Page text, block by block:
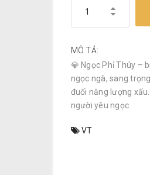
MÔ TẢ:
💎 Ngọc Phỉ Thúy –
ngọc ngà, sang
đuổi năng lượng
người yêu ngọc.
VT